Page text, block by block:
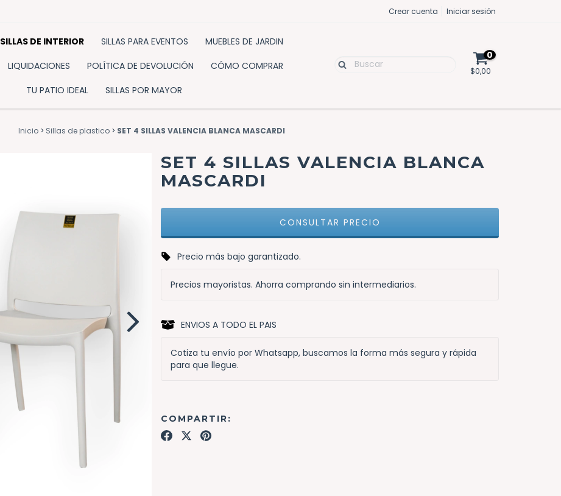
Crear cuenta Iniciar sesión
SILLAS DE INTERIOR SILLAS PARA EVENTOS
MUEBLES DE JARDIN
LIQUIDACIONES POLÍTICA DE DEVOLUCIÓN
CÓMO COMPRAR
TU PATIO IDEAL
SILLAS POR MAYOR
0
$0,00
Inicio > Sillas de plastico > SET 4 SILLAS VALENCIA BLANCA MASCARDI
SET 4 SILLAS VALENCIA BLANCA
MASCARDI
Precio más bajo garantizado.
Precios mayoristas. Ahorra comprando sin intermediarios.
ENVIOS A TODO EL PAIS
Cotiza tu envío por Whatsapp, buscamos la forma más segura y rápida
para que llegue.
COMPARTIR: